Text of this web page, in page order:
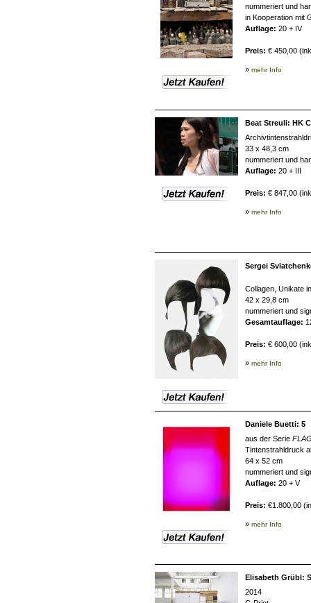
nummeriert und
in Kooperation mit
Auflage: 20 + IV
Preis: € 450,00
» mehr Info
Beat Streuli: HK
33 x 48,3 cm
nummeriert und
Auflage: 20 + III
Preis: € 847,00
» mehr Info
Sergei
Collagen, Unikate
42 x 29,8 cm
nummeriert und
Gesamtauflage:
Preis: € 600,00
» mehr Info
Daniele Buetti: 5
aus der Serie
Tintenstrahldruck
64 x 52 cm
nummeriert und
Auflage: 20 + V
Preis: €1.800,00
» mehr Info
Elisabeth Grübl:
2014